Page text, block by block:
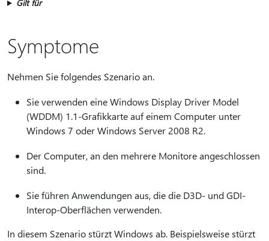
Gilt für
Symptome
Nehmen Sie folgendes Szenario an.
Sie verwenden eine Windows Display Driver Model
(WDDM) 1.1-Grafikkarte auf einem Computer unter
Windows 7 oder Windows Server 2008 R2.
Der Computer, an den mehrere Monitore angeschlossen
sind.
Sie führen Anwendungen aus, die die D3D- und GDI-
Interop-Oberflächen verwenden.
In diesem Szenario stürzt Windows ab. Beispielsweise stürzt